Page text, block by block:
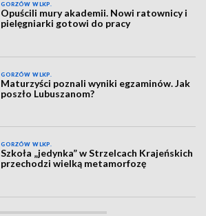
GORZÓW WLKP.
Opuścili mury akademii. Nowi ratownicy i
pielęgniarki gotowi do pracy
GORZÓW WLKP.
Maturzyści poznali wyniki egzaminów. Jak
poszło Lubuszanom?
GORZÓW WLKP.
Szkoła „jedynka” w Strzelcach Krajeńskich
przechodzi wielką metamorfozę